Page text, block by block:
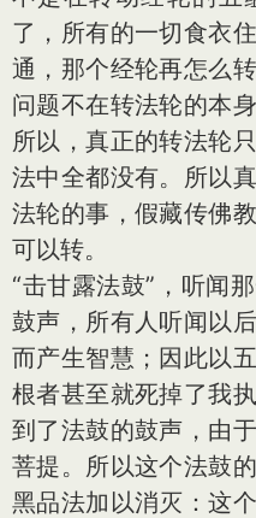
了，所有的一切食衣
通，那个经轮再怎么
问题不在转法轮的本
所以，真正的转法轮
法中全都没有。所以
法轮的事，假藏传佛
可以转。
“击甘露法鼓”，听闻
鼓声，所有人听闻以
而产生智慧；因此以
根者甚至就死掉了我
到了法鼓的鼓声，由
菩提。所以这个法鼓
黑品法加以消灭：这